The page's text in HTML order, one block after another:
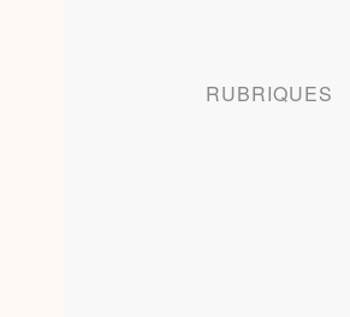
RUBRIQUES